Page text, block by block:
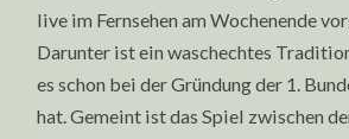
live im Fernsehen am Wochenende
Darunter ist ein waschechtes
es schon bei der Gründung der 1.
hat. Gemeint ist das Spiel zwischen